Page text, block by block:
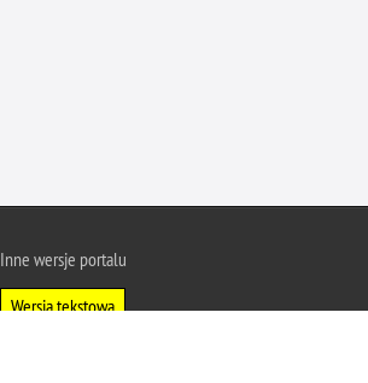
Inne wersje portalu
Wersja tekstowa